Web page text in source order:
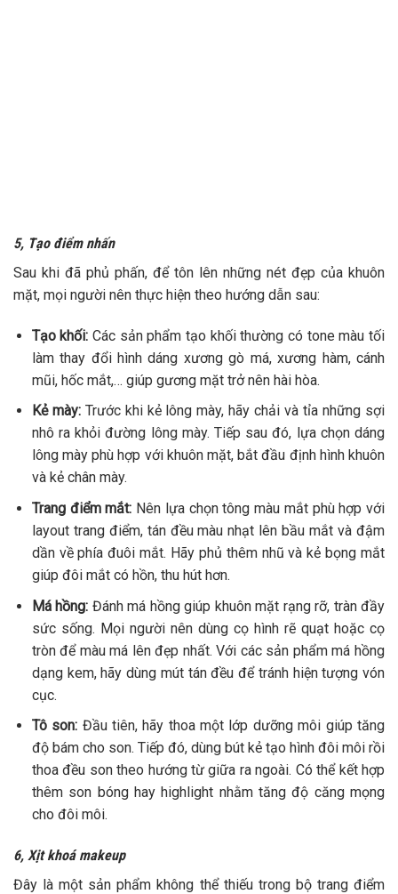
5, Tạo điểm nhấn
Sau khi đã phủ phấn, để tôn lên những nét đẹp của khuôn
mặt, mọi người nên thực hiện theo hướng dẫn sau:
Tạo khối:Các sản phẩm tạo khối thường có tone màu tối
làm thay đổi hình dáng xương gò má, xương hàm, cánh
mũi, hốc mắt,… giúp gương mặt trở nên hài hòa.
Kẻ mày:Trước khi kẻ lông mày, hãy chải và tỉa những sợi
nhô ra khỏi đường lông mày. Tiếp sau đó, lựa chọn dáng
lông mày phù hợp với khuôn mặt, bắt đầu định hình khuôn
và kẻ chân mày.
Trang điểm mắt: Nên lựa chọn tông màu mắt phù hợp với
layout trang điểm, tán đều màu nhạt lên bầu mắt và đậm
dần về phía đuôi mắt. Hãy phủ thêm nhũ và kẻ bọng mắt
giúp đôi mắt có hồn, thu hút hơn.
Má hồng: Đánh má hồng giúp khuôn mặt rạng rỡ, tràn đầy
sức sống. Mọi người nên dùng cọ hình rẽ quạt hoặc cọ
tròn để màu má lên đẹp nhất. Với các sản phẩm má hồng
dạng kem, hãy dùng mút tán đều để tránh hiện tượng vón
cục.
Tô son: Đầu tiên, hãy thoa một lớp dưỡng môi giúp tăng
độ bám cho son. Tiếp đó, dùng bút kẻ tạo hình đôi môi rồi
thoa đều son theo hướng từ giữa ra ngoài. Có thể kết hợp
thêm son bóng hay highlight nhằm tăng độ căng mọng
cho đôi môi.
6, Xịt khoá makeup
Đây là một sản phẩm không thể thiếu trong bộ trang điểm